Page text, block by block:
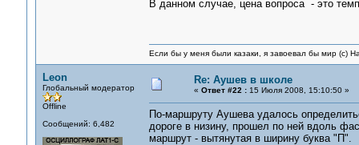
В данном случае, цена вопроса - это
Если бы у меня были казаки, я завоевал бы мир (с)
Leon
Глобальный модератор
Offline
Сообщений: 6,482
Re: Аушев в школе
« Ответ #22 :15 Июля 2008, 15:10:50 »
По-маршруту Аушева удалось
дороге в низину, прошел по ней вдоль
маршрут - вытянутая в ширину буква "П".